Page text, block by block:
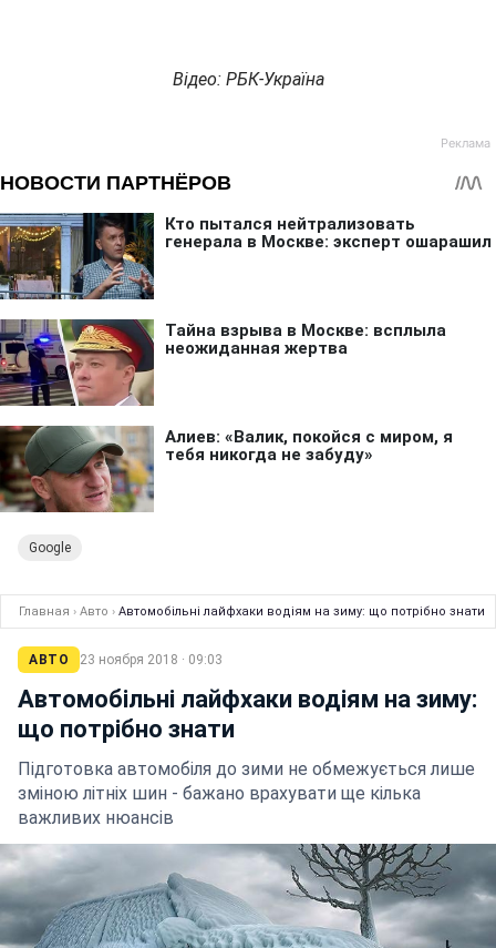
Відео: РБК-Україна
Google
Главная › Авто › Автомобільні лайфхаки водіям на зиму: що потрібно знати
АВТО 23 ноября 2018 · 09:03
Автомобільні лайфхаки водіям на зиму:
що потрібно знати
Підготовка автомобіля до зими не обмежується лише
зміною літніх шин - бажано врахувати ще кілька
важливих нюансів